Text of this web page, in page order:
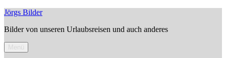
Zum
springen
Jörgs Bilder
Bilder von unseren Urlaubsreisen und auch anderes